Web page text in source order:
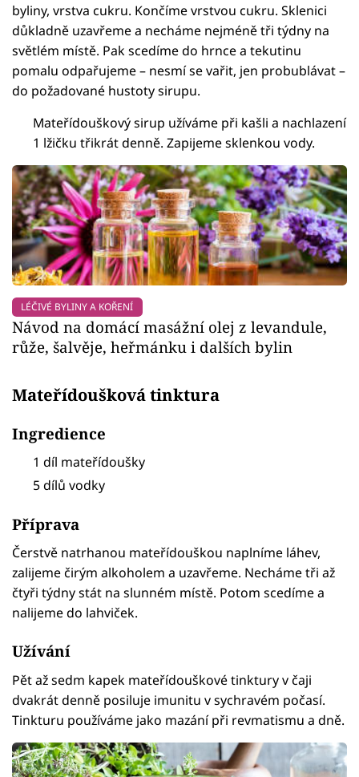
byliny, vrstva cukru. Končíme vrstvou cukru. Sklenici
důkladně uzavřeme a necháme nejméně tři týdny na
světlém místě. Pak scedíme do hrnce a tekutinu
pomalu odpařujeme – nesmí se vařit, jen probublávat –
do požadované hustoty sirupu.
Mateřídouškový sirup užíváme při kašli a nachlazení
1 lžičku třikrát denně. Zapijeme sklenkou vody.
LÉČIVÉ BYLINY A KOŘENÍ
Návod na domácí masážní olej z levandule,
růže, šalvěje, heřmánku i dalších bylin
Mateřídoušková tinktura
Ingredience
1 díl mateřídoušky
5 dílů vodky
Příprava
Čerstvě natrhanou mateřídouškou naplníme láhev,
zalijeme čirým alkoholem a uzavřeme. Necháme tři až
čtyři týdny stát na slunném místě. Potom scedíme a
nalijeme do lahviček.
Užívání
Pět až sedm kapek mateřídouškové tinktury v čaji
dvakrát denně posiluje imunitu v sychravém počasí.
Tinkturu používáme jako mazání při revmatismu a dně.